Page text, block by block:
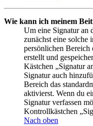
Wie kann ich meinem
Um eine Signatur an
zunächst eine solche
persönlichen
erstellt und
Kästchen „Signatur
Signatur auch
Bereich das
aktivierst. Wenn du
Signatur verfassen
Kontrollkästchen
Nach oben